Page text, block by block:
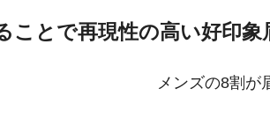
ことで再現性の高い好印象
メンズの8割が